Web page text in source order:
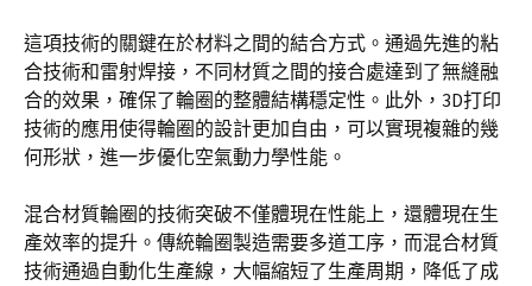
這項技術的關鍵在於材料之間的結合方式。通過先進的粘
合技術和雷射焊接，不同材質之間的接合處達到了無縫融
合的效果，確保了輪圈的整體結構穩定性。此外，3D打印
技術的應用使得輪圈的設計更加自由，可以實現複雜的幾
何形狀，進一步優化空氣動力學性能。
混合材質輪圈的技術突破不僅體現在性能上，還體現在生
產效率的提升。傳統輪圈製造需要多道工序，而混合材質
技術通過自動化生產線，大幅縮短了生產周期，降低了成